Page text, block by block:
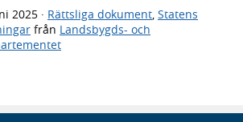
2025 · Rättsliga dokument, Statens
från Landsbygds- och